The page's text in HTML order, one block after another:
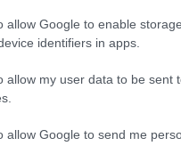
allow Google to enable
identifiers in apps.
allow my user data to be sent
allow Google to send me
klasická izolácia
to vyriešiť raz a